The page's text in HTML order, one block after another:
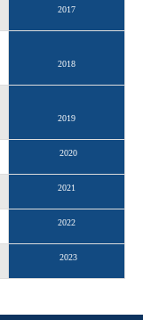
2017
2018
2019
2020
2021
2022
2023